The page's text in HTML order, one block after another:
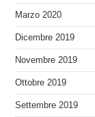
Marzo 2020
Dicembre 2019
Novembre 2019
Ottobre 2019
Settembre 2019